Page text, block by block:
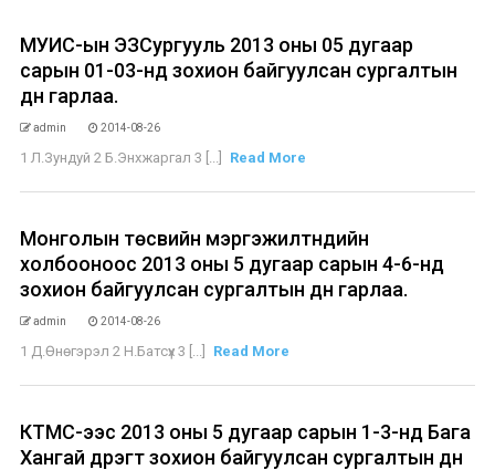
МУИС-ын ЭЗСургууль 2013 оны 05 дугаар
сарын 01-03-нд зохион байгуулсан сургалтын
дүн гарлаа.
admin 2014-08-26
1 Л.Зундуй 2 Б.Энхжаргал 3 [...] Read More
Монголын төсвийн мэргэжилтнүүдийн
холбооноос 2013 оны 5 дугаар сарын 4-6-нд
зохион байгуулсан сургалтын дүн гарлаа.
admin 2014-08-26
1 Д.Өнөгэрэл 2 Н.Батсүх 3 [...] Read More
КТМС-ээс 2013 оны 5 дугаар сарын 1-3-нд Бага
Хангай дүүрэгт зохион байгуулсан сургалтын дүн